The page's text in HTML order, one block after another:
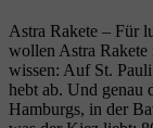
Astra Rakete – Für
wollen Astra Rakete
wissen: Auf St.
hebt ab. Und genau
Hamburgs, in der